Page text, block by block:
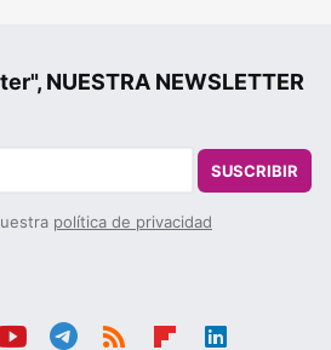
NUESTRA NEWSLETTER
SUSCRIBIR
política de privacidad